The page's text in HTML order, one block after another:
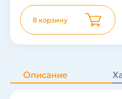
В корзину
Описание